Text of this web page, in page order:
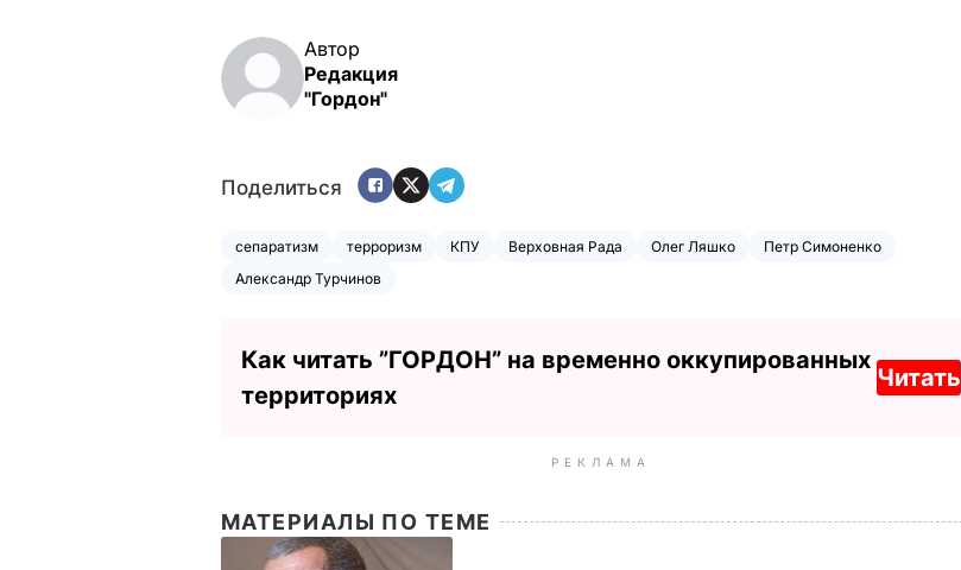
Автор
Редакция
"Гордон"
Поделиться
сепаратизм терроризм КПУ Верховная Рада Олег Ляшко
Петр Симоненко
Александр Турчинов
Как читать ”ГОРДОН” на временно оккупированных
территориях
Читать
РЕКЛАМА
МАТЕРИАЛЫ ПО ТЕМЕ